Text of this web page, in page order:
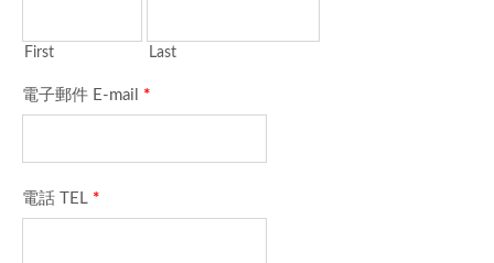
First Last
電子郵件 E-mail *
電話 TEL *